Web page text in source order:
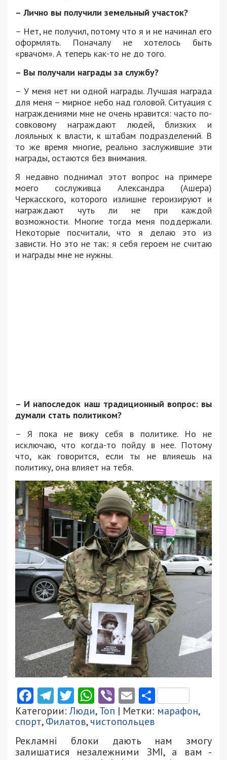
– Лично вы получили земельный участок?
– Нет, не получил, потому что я и не начинал его
оформлять. Поначалу не хотелось быть
«рвачом». А теперь как-то не до того.
– Вы получали награды за службу?
– У меня нет ни одной награды. Лучшая награда
для меня – мирное небо над головой. Ситуация с
награждениями мне не очень нравится: часто по-
совковому награждают людей, близких и
лояльных к власти, к штабам подразделений. В
то же время многие, реально заслужившие эти
награды, остаются без внимания.
Я недавно поднимал этот вопрос на примере
моего сослуживца Александра (Ашера)
Черкасского, которого излишне героизируют и
награждают чуть ли не при каждой
возможности. Многие тогда меня поддержали.
Некоторые посчитали, что я делаю это из
зависти. Но это не так: я себя героем не считаю
и награды мне не нужны.
– И напоследок наш традиционный вопрос: вы
думали стать политиком?
– Я пока не вижу себя в политике. Но не
исключаю, что когда-то пойду в нее. Потому
что, как говорится, если ты не влияешь на
политику, она влияет на тебя.
Facebook
Telegram
Twitter
WhatsApp
ViberEmail
Категории:Люди,Топ | Метки: марафон,
спорт,Филатов,чистопольцев
Рекламні блоки дають нам змогу
залишатися незалежними ЗМІ, а вам -